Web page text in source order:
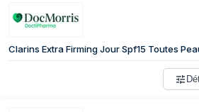
Clarins Extra Firming Jour Spf15 Toutes